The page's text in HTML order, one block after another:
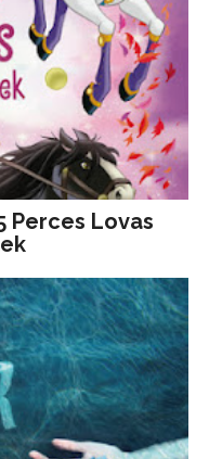
Perces Lovas